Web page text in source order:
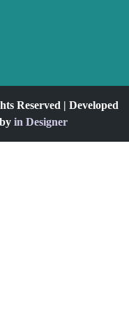
Reserved | Developed
in Designer